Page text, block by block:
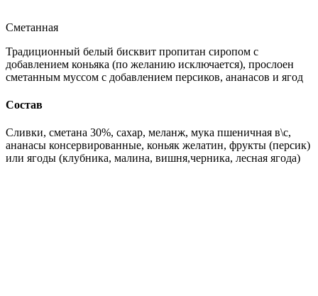
Сметанная
Традиционный белый бисквит пропитан сиропом с
добавлением коньяка (по желанию исключается), прослоен
сметанным муссом с добавлением персиков, ананасов и ягод
Состав
Сливки, сметана 30%, сахар, меланж, мука пшеничная в\с,
ананасы консервированные, коньяк желатин, фрукты (персик)
или ягоды (клубника, малина, вишня,черника, лесная ягода)